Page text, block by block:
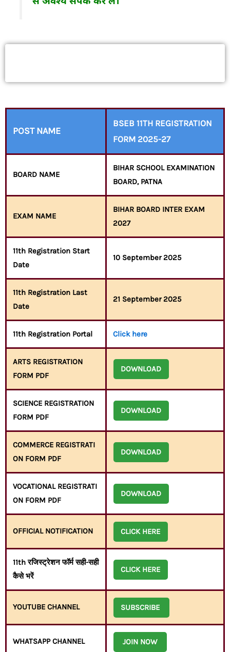
POST NAME
BSEB 11TH REGISTRATION
FORM 2025-27
BOARD NAME
BIHAR SCHOOL EXAMINATION
BOARD, PATNA
EXAM NAME
BIHAR BOARD INTER EXAM
2027
11th Registration Start
Date
10 September 2025
11th Registration Last
Date
21 September 2025
11th Registration Portal Click here
ARTS REGISTRATION
FORM PDF
DOWNLOAD
SCIENCE REGISTRATION
FORM PDF
DOWNLOAD
COMMERCE REGISTRATI
ON FORM PDF
DOWNLOAD
VOCATIONAL REGISTRATI
ON FORM PDF
DOWNLOAD
OFFICIAL NOTIFICATION CLICK HERE
11thरजिस्ट्रेशन फॉर्म सही-सही
कैसे भरें
CLICK HERE
YOUTUBE CHANNEL SUBSCRIBE
WHATSAPP CHANNEL JOIN NOW